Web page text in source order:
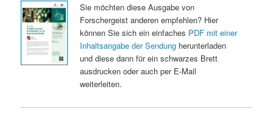
Sie möchten diese Ausgabe von
Forschergeist anderen empfehlen? Hier
können Sie sich ein einfaches PDF mit einer
Inhaltsangabe der Sendungherunterladen
und diese dann für ein schwarzes Brett
ausdrucken oder auch per E-Mail
weiterleiten.